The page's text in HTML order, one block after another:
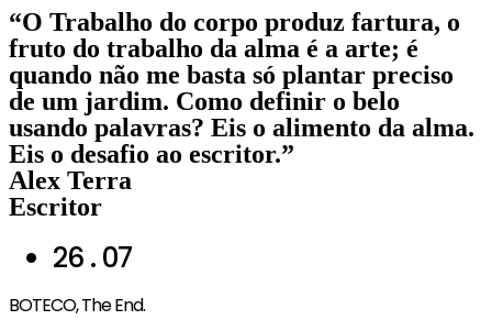
Ir
para
o
conteúdo
“O Trabalho do corpo produz fartura, o
fruto do trabalho da alma é a arte; é
quando não me basta só plantar preciso
de um jardim. Como definir o belo
usando palavras? Eis o alimento da alma.
Eis o desafio ao escritor.”
Alex Terra
Escritor
26 . 07
BOTECO, The End.